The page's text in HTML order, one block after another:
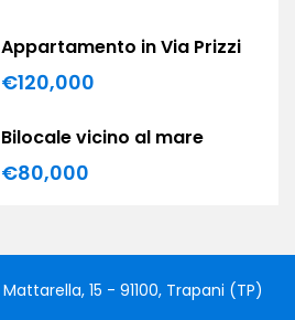
Appartamento in Via Prizzi
€120,000
Bilocale vicino al mare
€80,000
15 - 91100, Trapani (TP)